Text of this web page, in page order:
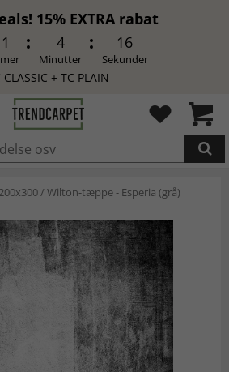
15% EXTRA rabat
1 4
Minutter
16
Sekunder
CLASSIC + TC PLAIN
I INDKØBSKURVEN.
/Wilton-tæppe - Esperia (grå)